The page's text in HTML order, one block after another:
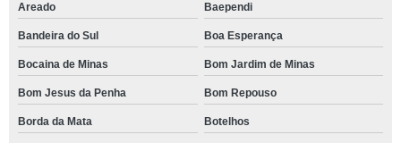
Areado Baependi
Bandeira do Sul Boa Esperança
Bocaina de Minas Bom Jardim de Minas
Bom Jesus da Penha Bom Repouso
Borda da Mata Botelhos